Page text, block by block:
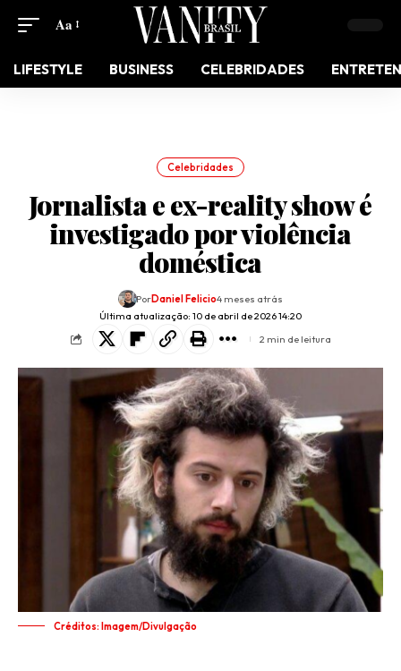
Aa
LIFESTYLE BUSINESS CELEBRIDADES
Celebridades
Jornalista e ex-reality show é
investigado por violência
doméstica
Última atualização: 10 de abril de 2026 14:20
PorDaniel Felicio4 meses atrás
2 min de leitura
Créditos: Imagem/Divulgação